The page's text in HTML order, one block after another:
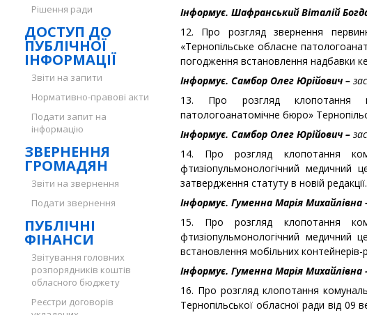
Рішення ради
ДОСТУП ДО
ПУБЛІЧНОЇ
ІНФОРМАЦІЇ
Звіти на запити
Нормативно-правові акти
Подати запит на
інформацію
ЗВЕРНЕННЯ
ГРОМАДЯН
Звіти на звернення
Подати звернення
ПУБЛІЧНІ
ФІНАНСИ
Звітування головних
розпорядників коштів
обласного бюджету
Реєстри договорів
Інформує. Шафранський Віталій
12. Про розгляд звернення
«Тернопільське обласне
погодження встановлення надбавки
Інформує. Самбор Олег Юрійович –
13. Про розгляд клопотання
патологоанатомічне бюро»
Інформує. Самбор Олег Юрійович –
14. Про розгляд клопотання
фтизіопульмонологічний
затвердження статуту в новій редакції.
Інформує. Гуменна Марія Михайлівна
15. Про розгляд клопотання
фтизіопульмонологічний
встановлення мобільних
Інформує. Гуменна Марія Михайлівна
16. Про розгляд клопотання
Тернопільської обласної ради від